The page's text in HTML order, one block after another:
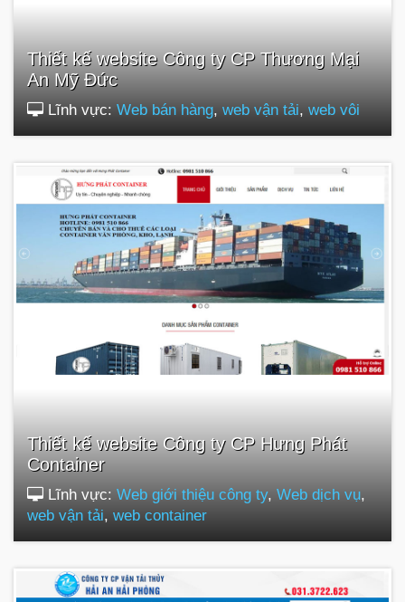
Thiết kế website Công ty CP Thương Mại
An Mỹ Đức
Lĩnh vực: Web bán hàng, web vận tải, web vôi
Thiết kế website Công ty CP Hưng Phát
Container
Lĩnh vực: Web giới thiệu công ty, Web dịch vụ,
web vận tải, web container